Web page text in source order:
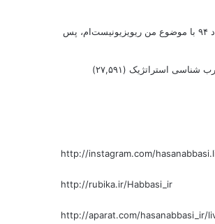
دانلود سخنرانی ۳ خرداد ۹۴ با موضوع من ریویزیونیست‌ام، پس
شناسی استراتژیک (۲۷,۵۹۱)
http://instagram.com/
http://rubika.ir/Habbasi_ir
http://aparat.com/hasanabbasi_ir/